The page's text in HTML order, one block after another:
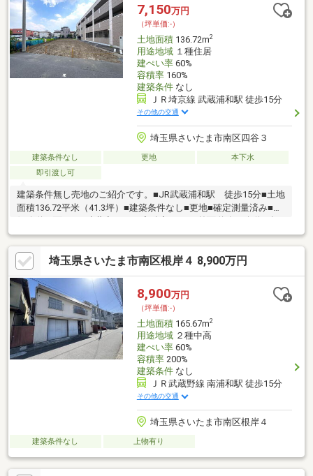
7,150万円
（坪単価:-）
土地面積136.72m2
用途地域１種住居
建ぺい率60%
容積率160%
建築条件なし
ＪＲ埼京線 武蔵浦和駅 徒歩15分
その他の交通
埼玉県さいたま市南区四谷３
建築条件なし 更地
本下水
即引渡し可
建築条件無し売地のご紹介です。■JR武蔵浦和駅 徒歩15分■土地
面積136.72平米（41.3坪）■建築条件なし■更地■確定測量済み■北
員約4.0mお好きなハウスメーカー、工務店にて建築が可能です。
更地、確定測量も実施済ですので、即引渡も可能でございます。
資料請求、現地案内、購入全般的な相談事項がございましたら、
お気軽にご相談くださいませ。
埼玉県さいたま市南区根岸４ 8,900万円
8,900万円
（坪単価:-）
土地面積165.67m2
用途地域２種中高
建ぺい率60%
容積率200%
建築条件なし
ＪＲ武蔵野線 南浦和駅 徒歩15分
その他の交通
埼玉県さいたま市南区根岸４
建築条件なし 上物有り